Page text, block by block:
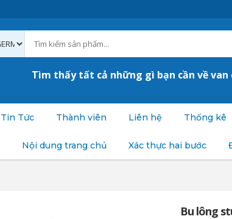
Tìm thấy tất cả những gì bạn cần về van
Tin Tức Thành viên Liên hệ Thống kê
Nội dung trang chủ Xác thực hai bước
Bu lông